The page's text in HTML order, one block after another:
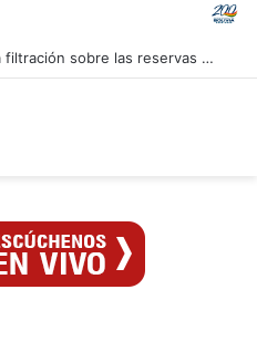
Trump ordena investigar la filtración sobre las reservas de municiones